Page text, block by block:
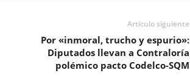
Artículo siguiente
Por «inmoral, trucho y espurio»:
Diputados llevan a Contraloría
polémico pacto Codelco-SQM